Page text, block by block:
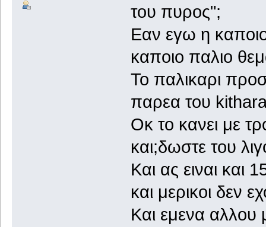
του πυρος";
Εαν εγω η
καποιο παλιο
Το παλικαρι
παρεα του
Οκ το κανει με
και;δωστε του
Και ας ειναι και
και μερικοι δεν
Και εμενα αλλου